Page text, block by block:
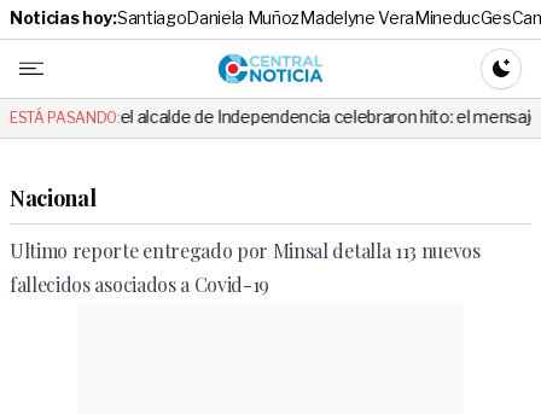
Noticias hoy:SantiagoDaniela MuñozMadelyne VeraMineducGes
Central
ESTÁ PASANDO:
el alcalde de Independencia celebraron hito: el mensaje es viral
Nacional
Ultimo reporte entregado por Minsal detalla 113 nuevos
fallecidos asociados a Covid-19